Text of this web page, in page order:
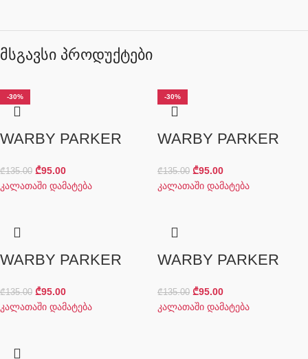
მსგავსი პროდუქტები
-30%
WARBY PARKER
₾135.00 ₾95.00
კალათაში დამატება
-30%
WARBY PARKER
₾135.00 ₾95.00
კალათაში დამატება
-30%
WARBY PARKER
₾135.00 ₾95.00
კალათაში დამატება
-30%
WARBY PARKER
₾135.00 ₾95.00
კალათაში დამატება
-30%